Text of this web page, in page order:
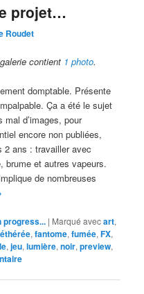
projet…
Roudet
contient 1 photo.
domptable. Présente
Ça a été le sujet
mal d’images, pour
encore non publiées,
2 ans : travailler avec
brume et autres vapeurs.
de nombreuses
progress... | Marqué avecart,
éthérée,fantome,fumée,FX,
,jeu,lumière,noir,preview,